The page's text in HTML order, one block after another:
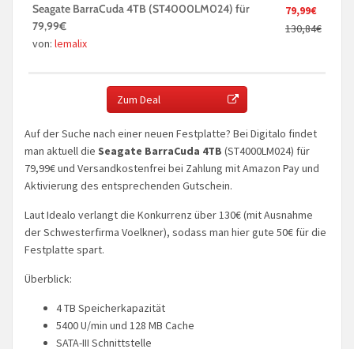
79,99€
130,84€
Seagate BarraCuda 4TB (ST4000LM024) für
79,99€
von: lemalix
Zum Deal
Auf der Suche nach einer neuen Festplatte? Bei Digitalo findet
man aktuell die Seagate BarraCuda 4TB (ST4000LM024) für
79,99€ und Versandkostenfrei bei Zahlung mit Amazon Pay und
Aktivierung des entsprechenden Gutschein.
Laut Idealo verlangt die Konkurrenz über 130€ (mit Ausnahme
der Schwesterfirma Voelkner), sodass man hier gute 50€ für die
Festplatte spart.
Überblick:
4 TB Speicherkapazität
5400 U/min und 128 MB Cache
SATA-III Schnittstelle